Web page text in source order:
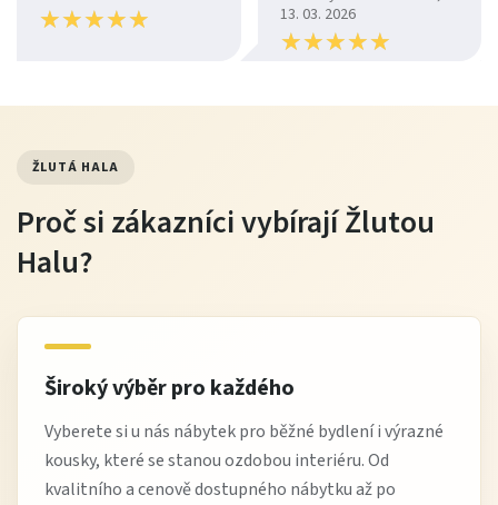
★★★★★
★★★★★
13. 03. 2026
★★★★★
★★★★★
ŽLUTÁ HALA
Proč si zákazníci vybírají Žlutou
Halu?
Široký výběr pro každého
Vyberete si u nás nábytek pro běžné bydlení i výrazné
kousky, které se stanou ozdobou interiéru. Od
kvalitního a cenově dostupného nábytku až po